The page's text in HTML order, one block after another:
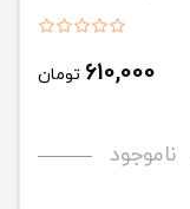
610,000 تومان
ناموجود